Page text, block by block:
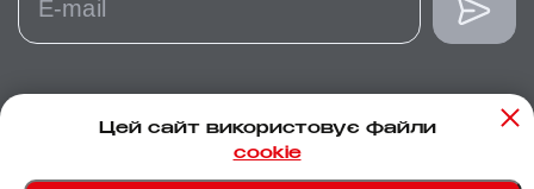
Цей сайт використовує файли
cookie